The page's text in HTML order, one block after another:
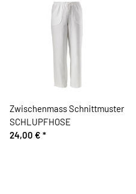
Zwischenmass Schnittmuster
SCHLUPFHOSE
24,00 € *